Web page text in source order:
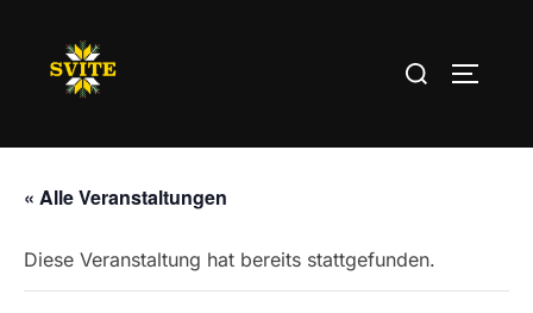
springen
Suchen
« Alle Veranstaltungen
Diese Veranstaltung hat bereits stattgefunden.